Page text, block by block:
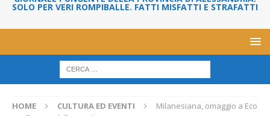
SOLO PER VERI ROMPIBALLE. FATTI MISFATTI E STRAFATTI
HOME CULTURA ED EVENTI
Milanesiana, omaggio a Eco